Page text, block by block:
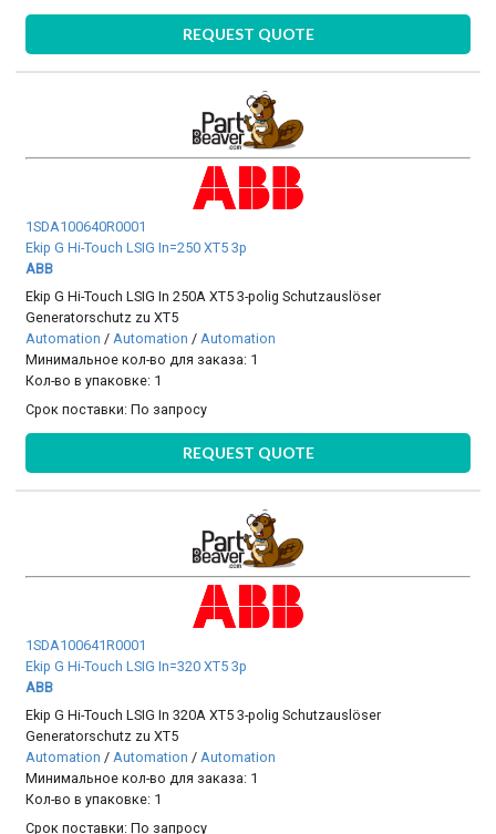
REQUEST QUOTE
1SDA100640R0001
Ekip G Hi-Touch LSIG In=250 XT5 3p
ABB
Ekip G Hi-Touch LSIG In 250A XT5 3-polig Schutzauslöser
Generatorschutz zu XT5
Automation /Automation /Automation
Минимальное кол-во для заказа: 1
Кол-во в упаковке: 1
Срок поставки:По запросу
REQUEST QUOTE
1SDA100641R0001
Ekip G Hi-Touch LSIG In=320 XT5 3p
ABB
Ekip G Hi-Touch LSIG In 320A XT5 3-polig Schutzauslöser
Generatorschutz zu XT5
Automation /Automation /Automation
Минимальное кол-во для заказа: 1
Кол-во в упаковке: 1
Срок поставки:По запросу